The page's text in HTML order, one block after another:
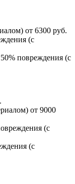
от 6300 руб.
(с
повреждения (с
от 9000
(с
(с